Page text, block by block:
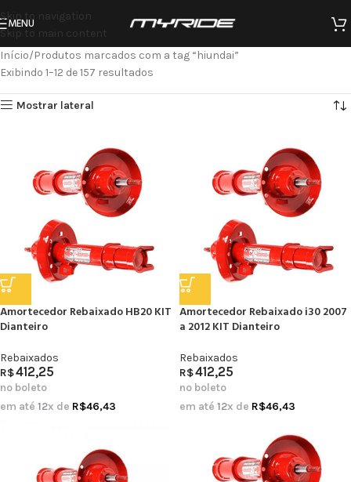
Skip to navigation
Skip to main content
MENU
Início Produtos marcados com a tag “hiundai”
Exibindo 1–12 de 157 resultados
Mostrar lateral
Amortecedor Rebaixado HB20 KIT
Dianteiro
Rebaixados
R$412,25
no boleto
em até 12x de R$46,43
Amortecedor Rebaixado i30 2007
a 2012 KIT Dianteiro
Rebaixados
R$412,25
no boleto
em até 12x de R$46,43